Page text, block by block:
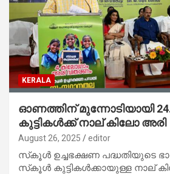
KERALA
ഓണത്തിന് മുന്നോടിയായി
കുട്ടികൾക്ക് നാല് കിലോ അരി
August 26, 2025 editor
സ്‌കൂൾ ഉച്ചഭക്ഷണ പദ്ധതിയുടെ
സ്‌കൂൾ കുട്ടികൾക്കായുള്ള നാല്